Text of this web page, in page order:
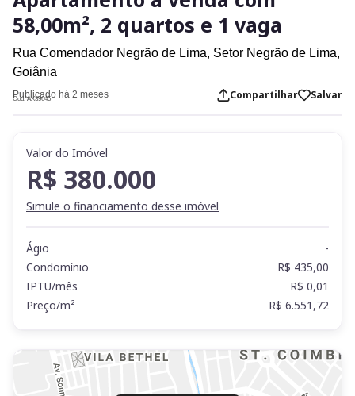
58,00m², 2 quartos e 1 vaga
Rua Comendador Negrão de Lima, Setor Negrão de Lima,
Goiânia
Publicado há 2 meses
Cod. AX39645 Compartilhar Salvar
Valor do Imóvel
R$ 380.000
Simule o financiamento desse imóvel
Ágio
-
Condomínio
R$ 435,00
IPTU/mês
R$ 0,01
Preço/m²
R$ 6.551,72